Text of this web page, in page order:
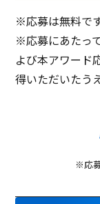
※応募は無料です
※応募にあたっ
よび本アワード
得いただいたう
※応